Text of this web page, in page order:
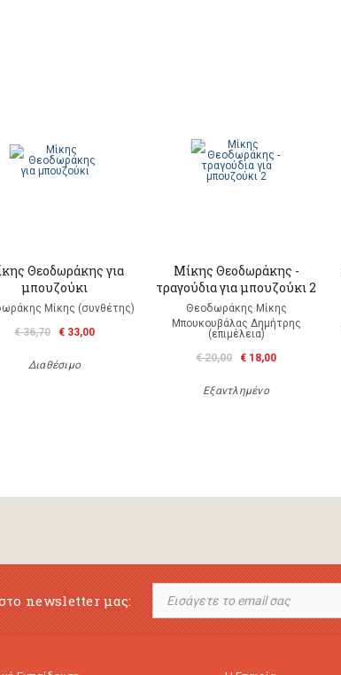
Θεοδωράκης για
μπουζούκι
Μίκης (συνθέτης)
€ 36,70
€ 33,00
Διαθέσιμο
Μίκης Θεοδωράκης -
τραγούδια για μπουζούκι 2
Θεοδωράκης Μίκης
Μπουκουβάλας Δημήτρης
(επιμέλεια)
€ 20,00
€ 18,00
Εξαντλημένο
newsletter μας: